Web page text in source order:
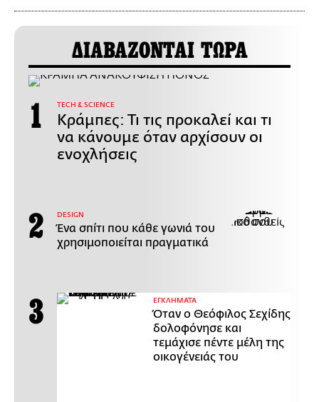
ΔΙΑΒΑΖΟΝΤΑΙ ΤΩΡΑ
ΤECH & SCIENCE
Κράμπες: Τι τις προκαλεί και τι
να κάνουμε όταν αρχίσουν οι
ενοχλήσεις
DESIGN
Ένα σπίτι που κάθε γωνιά του
χρησιμοποιείται πραγματικά
ΕΓΚΛΗΜΑΤΑ
Όταν ο Θεόφιλος Σεχίδης
δολοφόνησε και
τεμάχισε πέντε μέλη της
οικογένειάς του